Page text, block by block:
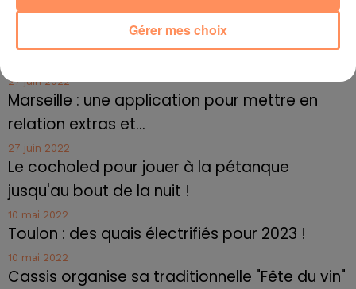
Radio Star Live avec Dadju
27 juin 2022
Marseille : une application pour mettre en
relation extras et...
27 juin 2022
Le cocholed pour jouer à la pétanque
jusqu'au bout de la nuit !
10 mai 2022
Toulon : des quais électrifiés pour 2023 !
10 mai 2022
Cassis organise sa traditionnelle "Fête du vin"
Gérer mes choix